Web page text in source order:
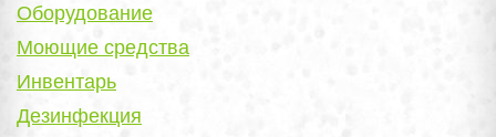
Оборудование
Моющие средства
Инвентарь
Дезинфекция